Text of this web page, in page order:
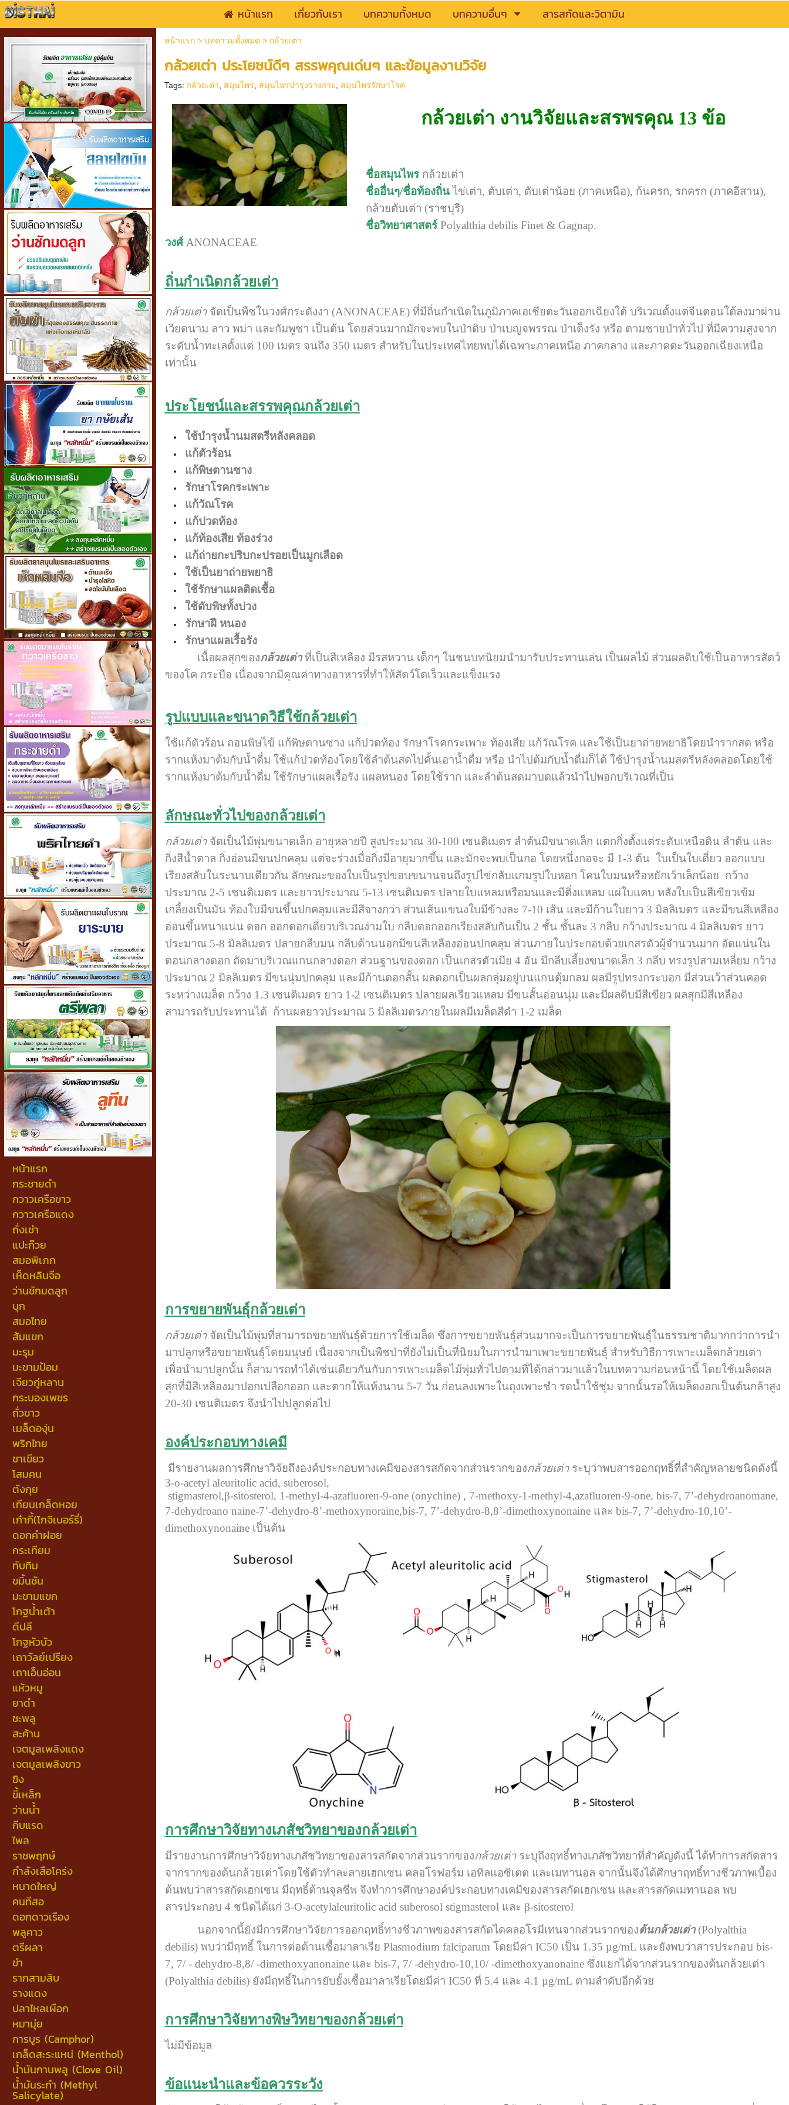
หน้าแรก เกี่ยวกับเรา บทความทั้งหมด บทความอื่นๆ สารสกัดและวิตามิน
หน้าแรก
กระชายดำ
กวาวเครือขาว
กวาวเครือแดง
ถั่งเช่า
แปะก๊วย
สมอพิเภก
เห็ดหลินจือ
ว่านชักมดลูก
บุก
สมอไทย
ส้มแขก
มะรุม
มะขามป้อม
เจียวกู่หลาน
กระบองเพชร
ถั่วขาว
เมล็ดองุ่น
พริกไทย
ชาเขียว
โสมคน
ตังกุย
เทียนเกล็ดหอย
เก๋ากี้(โกจิเบอร์รี่)
ดอกคำฝอย
กระเทียม
ทับทิม
ขมิ้นชัน
มะขามแขก
โกฐน้ำเต้า
ดีปลี
โกฐหัวบัว
เถาวัลย์เปรียง
เถาเอ็นอ่อน
แห้วหมู
ยาดำ
ชะพลู
สะค้าน
เจตมูลเพลิงแดง
เจตมูลเพลิงขาว
ขิง
ขี้เหล็ก
ว่านน้ำ
กีบแรด
ไพล
ราชพฤกษ์
กำลังเสือโคร่ง
หนาดใหญ่
คนทีสอ
ดอกดาวเรือง
พลูคาว
ตรีผลา
ข่า
รากสามสิบ
รางแดง
ปลาไหลเผือก
หมามุ่ย
การบูร (Camphor)
เกล็ดสะระแหน่ (Menthol)
น้ำมันกานพลู (Clove Oil)
น้ำมันระกำ (Methyl
Salicylate)
หน้าแรก> บทคาวมทั้งหมด > กล้วยเต่า
กล้วยเต่า ประโยชน์ดีๆ สรรพคุณเด่นๆ และข้อมูลงานวิจัย
Tags: กล้วยเต่า สมุนไพร สมุนไพรบำรุงร่างกาย สมุนไพรรักษาโรค
กล้วยเต่า งานวิจัยและสรพรคุณ 13 ข้อ
ชื่อสมุนไพรกล้วยเต่า
ชื่ออื่นๆ/ชื่อท้องถิ่นไข่เต่า, ตับเต่า, ตับเต่าน้อย (ภาคเหนือ), ก้นครก, รกครก (ภาคอีสาน),
กล้วยตับเต่า (ราชบุรี)
ชื่อวิทยาศาสตร์Polyalthia debilis Finet & Gagnap.
วงศ์ANONACEAE
ถิ่นกำเนิดกล้วยเต่า
กล้วยเต่าจัดเป็นพืชในวงศ์กระดังงา (ANONACEAE) ที่มีถิ่นกำเนิดในภูมิภาคเอเชียตะวันออกเฉียงใต้ บริเวณตั้งแต่จีนตอนใต้ลงมาผ่าน
เวียดนาม ลาว พม่า และกัมพูชา เป็นต้น โดยส่วนมากมักจะพบในป่าดิบ ป่าเบญจพรรณ ป่าเต็งรัง หรือ ตามชายป่าทั่วไป ที่มีความสูงจาก
ระดับน้ำทะเลตั้งแต่ 100 เมตร จนถึง 350 เมตร สำหรับในประเทศไทยพบได้เฉพาะภาคเหนือ ภาคกลาง และภาคตะวันออกเฉียงเหนือ
เท่านั้น
ประโยชน์และสรรพคุณกล้วยเต่า
ใช้บำรุงน้ำนมสตรีหลังคลอด
แก้ตัวร้อน
แก้พิษตานซาง
รักษาโรคกระเพาะ
แก้วัณโรค
แก้ปวดท้อง
แก้ท้องเสีย ท้องร่วง
แก้ถ่ายกะปริบกะปรอยเป็นมูกเลือด
ใช้เป็นยาถ่ายพยาธิ
ใช้รักษาแผลติดเชื้อ
ใช้ดับพิษทั้งปวง
รักษาฝี หนอง
รักษาแผลเรื้อรัง
เนื้อผลสุกของกล้วยเต่า ที่เป็นสีเหลือง มีรสหวาน เด็กๆ ในชนบทนิยมนำมารับประทานเล่น เป็นผลไม้ ส่วนผลดิบใช้เป็นอาหารสัตว์
ของโค กระบือ เนื่องจากมีคุณค่าทางอาหารที่ทำให้สัตว์โตเร็วและแข็งแรง
รูปแบบและขนาดวิธีใช้กล้วยเต่า
ใช้แก้ตัวร้อน ถอนพิษไข้ แก้พิษตานซาง แก้ปวดท้อง รักษาโรคกระเพาะ ท้องเสีย แก้วัณโรค และใช้เป็นยาถ่ายพยาธิโดยนำรากสด หรือ
รากแห้งมาต้มกับน้ำดื่ม ใช้แก้ปวดท้องโดยใช้ลำต้นสดไปคั้นเอาน้ำดื่ม หรือ นำไปต้มกับน้ำดื่มก็ได้ ใช้บำรุงน้ำนมสตรีหลังคลอดโดยใช้
รากแห้งมาต้มกับน้ำดื่ม ใช้รักษาแผลเรื้อรัง แผลหนอง โดยใช้ราก และลำต้นสดมาบดแล้วนำไปพอกบริเวณที่เป็น
ลักษณะทั่วไปของกล้วยเต่า
กล้วยเต่าจัดเป็นไม้พุ่มขนาดเล็ก อายุหลายปี สูงประมาณ 30-100 เซนติเมตร ลำต้นมีขนาดเล็ก แตกกิ่งตั้งแต่ระดับเหนือดิน ลำต้น และ
กิ่งสีน้ำตาล กิ่งอ่อนมีขนปกคลุม แต่จะร่วงเมื่อกิ่งมีอายุมากขึ้น และมักจะพบเป็นกอ โดยหนึ่งกอจะ มี 1-3 ต้น ใบเป็นใบเดี่ยว ออกแบบ
เรียงสลับในระนาบเดียวกัน ลักษณะของใบเป็นรูปขอบขนานจนถึงรูปไข่กลับแกมรูปใบหอก โคนใบมนหรือหยักเว้าเล็กน้อย กว้าง
ประมาณ 2-5 เซนติเมตร และยาวประมาณ 5-13 เซนติเมตร ปลายใบแหลมหรือมนและมีติ่งแหลม แผ่ใบแคบ หลังใบเป็นสีเขียวเข้ม
เกลี้ยงเป็นมัน ท้องใบมีขนขึ้นปกคลุมและมีสีจางกว่า ส่วนเส้นแขนงใบมีข้างละ 7-10 เส้น และมีก้านใบยาว 3 มิลลิเมตร และมีขนสีเหลือง
อ่อนขึ้นหนาแน่น ดอก ออกดอกเดี่ยวบริเวณง่ามใบ กลีบดอกออกเรียงสลับกันเป็น 2 ชั้น ชั้นละ 3 กลีบ กว้างประมาณ 4 มิลลิเมตร ยาว
ประมาณ 5-8 มิลลิเมตร ปลายกลีบมน กลีบด้านนอกมีขนสีเหลืองอ่อนปกคลุม ส่วนภายในประกอบด้วยเกสรตัวผู้จำนวนมาก อัดแน่นใน
ตอนกลางดอก ถัดมาบริเวณแกนกลางดอก ส่วนฐานของดอก เป็นเกสรตัวเมีย 4 อัน มีกลีบเลี้ยงขนาดเล็ก 3 กลีบ ทรงรูปสามเหลี่ยม กว้าง
ประมาณ 2 มิลลิเมตร มีขนนุ่มปกคลุม และมีก้านดอกสั้น ผลดอกเป็นผลกลุ่มอยู่บนแกนตุ้มกลม ผลมีรูปทรงกระบอก มีส่วนเว้าส่วนคอด
ระหว่างเมล็ด กว้าง 1.3 เซนติเมตร ยาว 1-2 เซนติเมตร ปลายผลเรียวแหลม มีขนสั้นอ่อนนุ่ม และมีผลดิบมีสีเขียว ผลสุกมีสีเหลือง
สามารถรับประทานได้ ก้านผลยาวประมาณ 5 มิลลิเมตรภายในผลมีเมล็ดสีดำ 1-2 เมล็ด
การขยายพันธุ์กล้วยเต่า
กล้วยเต่าจัดเป็นไม้พุ่มที่สามารถขยายพันธุ์ด้วยการใช้เมล็ด ซึ่งการขยายพันธุ์ส่วนมากจะเป็นการขยายพันธุ์ในธรรมชาติมากกว่าการนำ
มาปลูกหรือขยายพันธุ์โดยมนุษย์ เนื่องจากเป็นพืชป่าที่ยังไม่เป็นที่นิยมในการนำมาเพาะขยายพันธุ์ สำหรับวิธีการเพาะเมล็ดกล้วยเต่า
เพื่อนำมาปลูกนั้น ก็สามารถทำได้เช่นเดียวกันกับการเพาะเมล็ดไม้พุ่มทั่วไปตามที่ได้กล่าวมาแล้วในบทความก่อนหน้านี้ โดยใช้เมล็ดผล
สุกที่มีสีเหลืองมาปอกเปลือกออก และตากให้แห้งนาน 5-7 วัน ก่อนลงเพาะในถุงเพาะชำ รดน้ำใช้ชุ่ม จากนั้นรอให้เมล็ดงอกเป็นต้นกล้าสูง
20-30 เซนติเมตร จึงนำไปปลูกต่อไป
องค์ประกอบทางเคมี
มีรายงานผลการศึกษาวิจัยถึงองค์ประกอบทางเคมีของสารสกัดจากส่วนรากของกล้วยเต่าระบุว่าพบสารออกฤทธิ์ที่สำคัญหลายชนิดดังนี้
3-o-acetyl aleuritolic acid, suberosol,
stigmasterol,β-sitosterol, 1-methyl-4-azafluoren-9-one (onychine) , 7-methoxy-1-methyl-4,azafluoren-9-one, bis-7, 7’-dehydroanomane,
7-dehydroano naine-7’-dehydro-8’-methoxynoraine,bis-7, 7’-dehydro-8,8’-dimethoxynonaine และ bis-7, 7’-dehydro-10,10’-
dimethoxynonaine เป็นต้น
การศึกษาวิจัยทางเภสัชวิทยาของกล้วยเต่า
มีรายงานการศึกษาวิจัยทางเภสัชวิทยาของสารสกัดจากส่วนรากของกล้วยเต่าระบุถึงฤทธิ์ทางเภสัชวิทยาที่สำคัญดังนี้ ได้ทำการสกัดสาร
จากรากของต้นกล้วยเต่าโดยใช้ตัวทำละลายเฮกเซน คลอโรฟอร์ม เอทิลแอซิเตต และเมทานอล จากนั้นจึงได้ศึกษาฤทธิ์ทางชีวภาพเบื้อง
ต้นพบว่าสารสกัดเฮกเซน มีฤทธิ์ต้านจุลชีพ จึงทำการศึกษาองค์ประกอบทางเคมีของสารสกัดเฮกเซน และสารสกัดเมทานอล พบ
สารประกอบ 4 ชนิดได้แก่ 3-O-acetylaleuritolic acid suberosol stigmasterol และ β-sitosterol
นอกจากนี้ยังมีการศึกษาวิจัยการออกฤทธิ์ทางชีวภาพของสารสกัดไดคลอโรมีเทนจากส่วนรากของต้นกล้วยเต่า(Polyalthia
debilis) พบว่ามีฤทธิ์ ในการต่อต้านเชื้อมาลาเรีย Plasmodium falciparum โดยมีค่า IC50 เป็น 1.35 µg/mL และยังพบว่าสารประกอบ bis-
7, 7/ - dehydro-8,8/ -dimethoxyanonaine และ bis-7, 7/ -dehydro-10,10/ -dimethoxyanonaine ซึ่งแยกได้จากส่วนรากของต้นกล้วยเต่า
(Polyalthia debilis) ยังมีฤทธิ์ในการยับยั้งเชื้อมาลาเรียโดยมีค่า IC50 ที่ 5.4 และ 4.1 µg/mL ตามลำดับอีกด้วย
การศึกษาวิจัยทางพิษวิทยาของกล้วยเต่า
ไม่มีข้อมูล
ข้อแนะนำและข้อควรระวัง